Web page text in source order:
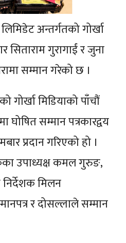
अन्तर्गतको गोर्खा
सिताराम गुरागाईं र जुना
सम्मान गरेको छ ।
गोर्खा मिडियाको पाँचौं
घोषित सम्मान पत्रकारद्वय
प्रदान गरिएको हो ।
उपाध्यक्ष कमल गुरुङ,
निर्देशक मिलन
र दोसल्लाले सम्मान